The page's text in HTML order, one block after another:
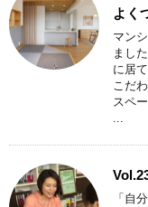
よく
マン
まし
に居
こだ
スペ
...
「自